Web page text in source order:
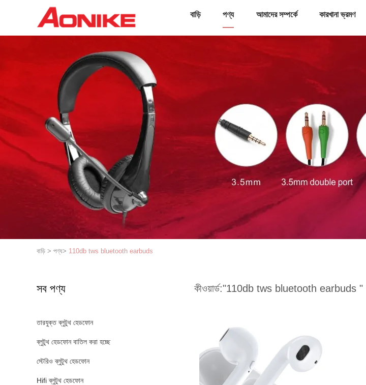
বাড়ি পণ্য আমাদের সম্পর্কে কারখানা ভ্রমণ
বাড়ি > পণ্য> 110db tws bluetooth earbuds
সব পণ্য
তারযুক্ত ব্লুটুথ হেডফোন
ব্লুটুথ হেডফোন বাতিল করা হচ্ছে
স্টেরিও ব্লুটুথ হেডফোন
Hifi ব্লুটুথ হেডফোন
কীওয়ার্ড:"110db tws bluetooth earbuds "